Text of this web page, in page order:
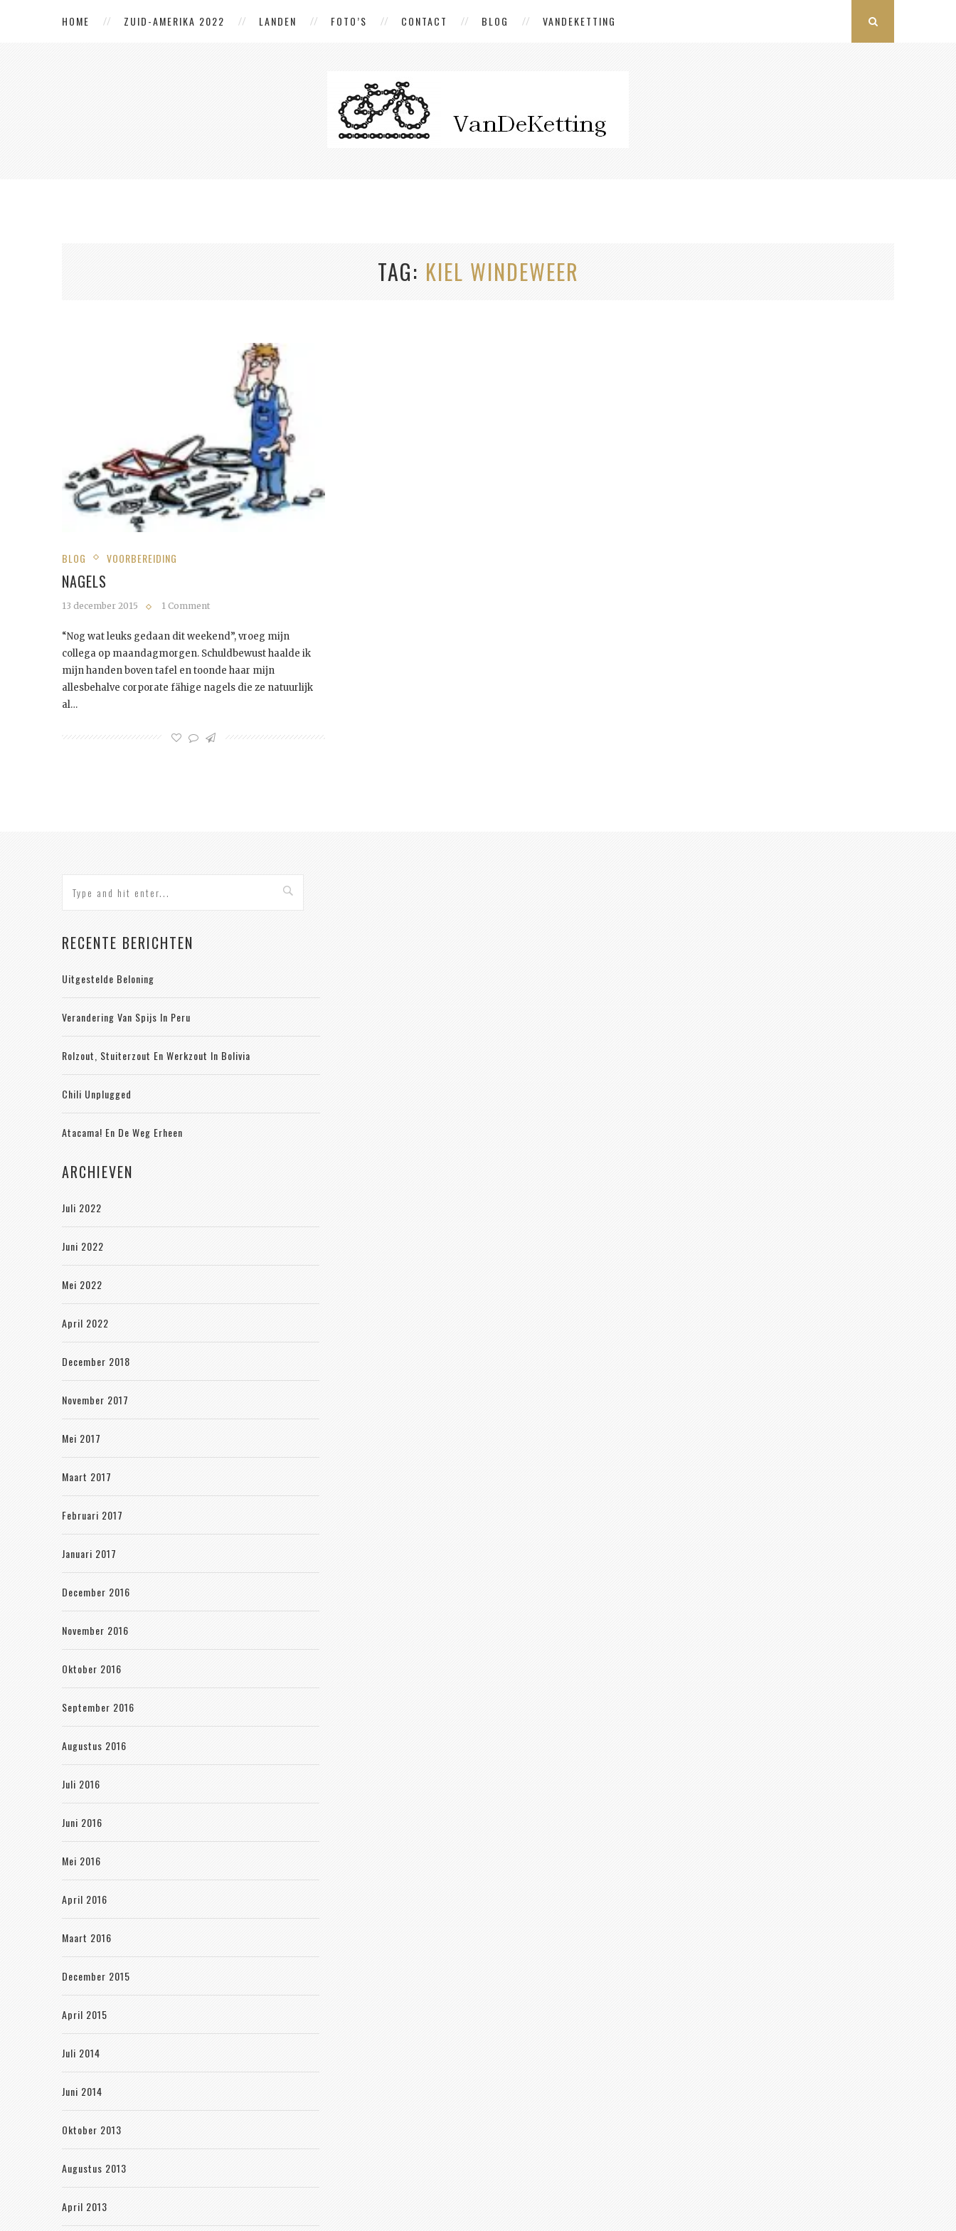
HOME ZUID-AMERIKA 2022 LANDEN FOTO’S CONTACT BLOG VANDEKETTING
TAG KIEL WINDEWEER
BLOG VOORBEREIDING
NAGELS
13 december 2015 1 Comment
“Nog wat leuks gedaan dit weekend”, vroeg mijn
collega op maandagmorgen. Schuldbewust haalde ik
mijn handen boven tafel en toonde haar mijn
allesbehalve corporate fähige nagels die ze natuurlijk
al…
RECENTE BERICHTEN
Uitgestelde Beloning
Verandering Van Spijs In Peru
Rolzout, Stuiterzout En Werkzout In Bolivia
Chili Unplugged
Atacama! En De Weg Erheen
ARCHIEVEN
Juli 2022
Juni 2022
Mei 2022
April 2022
December 2018
November 2017
Mei 2017
Maart 2017
Februari 2017
Januari 2017
December 2016
November 2016
Oktober 2016
September 2016
Augustus 2016
Juli 2016
Juni 2016
Mei 2016
April 2016
Maart 2016
December 2015
April 2015
Juli 2014
Juni 2014
Oktober 2013
Augustus 2013
April 2013